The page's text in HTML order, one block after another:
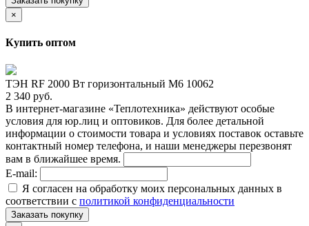
×
Купить оптом
ТЭН RF 2000 Вт горизонтальный M6 10062
2 340 руб.
В интернет-магазине «Теплотехника» действуют особые
условия для юр.лиц и оптовиков. Для более детальной
информации о стоимости товара и условиях поставок оставьте
контактный номер телефона, и наши менеджеры перезвонят
вам в ближайшее время.
E-mail:
Я согласен на обработку моих персональных данных в
соответствии с политикой конфиденциальности
Заказать покупку